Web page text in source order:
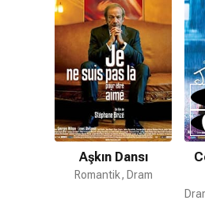
Aşkın Dansı
Romantik, Dram